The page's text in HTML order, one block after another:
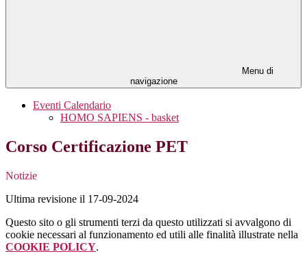
Menu di
navigazione
Eventi Calendario
HOMO SAPIENS - basket
Corso Certificazione PET
Notizie
Ultima revisione il 17-09-2024
Questo sito o gli strumenti terzi da questo utilizzati si avvalgono di
cookie necessari al funzionamento ed utili alle finalità illustrate nella
COOKIE POLICY.